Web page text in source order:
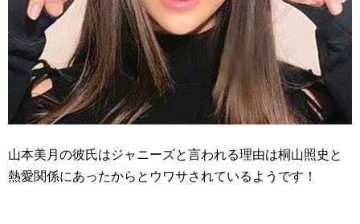
山本美月の彼氏はジャニーズと言われる理由は桐山照史と
熱愛関係にあったからとウワサされているようです！